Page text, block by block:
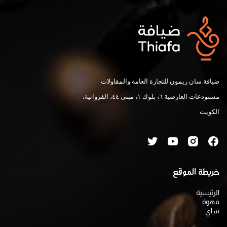
ضيافة سان ريمون للتجارة العامة والمقاولات
مستودعات العارضية ٦، بلوك ١، مبنى ٤٤، الفروانية،
الكويت
خريطة الموقع
الرئيسية
قهوة
شاي